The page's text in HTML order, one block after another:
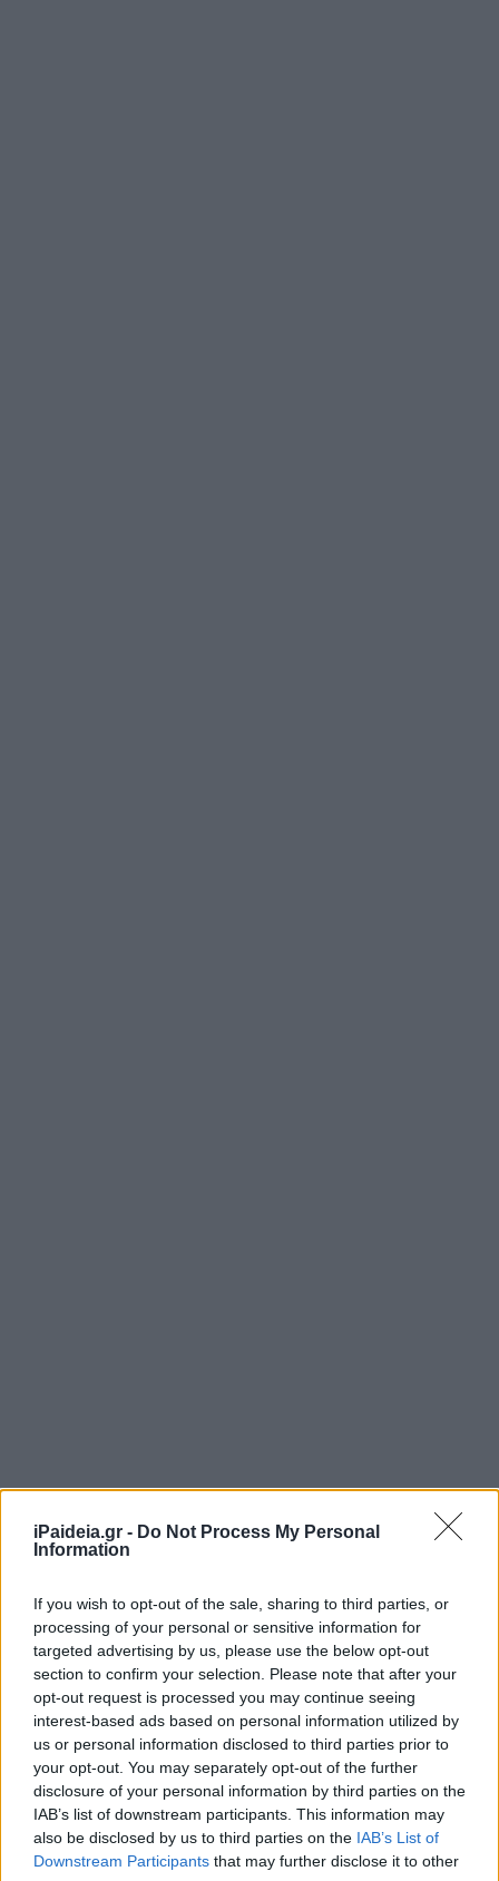
iPaideia.gr - Do Not Process My Personal
Information
If you wish to opt-out of the sale, sharing to third parties, or
processing of your personal or sensitive information for
targeted advertising by us, please use the below opt-out
section to confirm your selection. Please note that after your
opt-out request is processed you may continue seeing
interest-based ads based on personal information utilized by
us or personal information disclosed to third parties prior to
your opt-out. You may separately opt-out of the further
disclosure of your personal information by third parties on the
IAB’s list of downstream participants. This information may
also be disclosed by us to third parties on the IAB’s List of
Downstream Participants that may further disclose it to other